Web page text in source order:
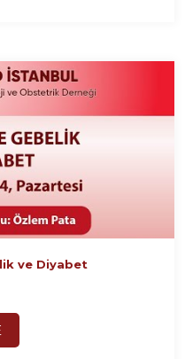
ve Diyabet